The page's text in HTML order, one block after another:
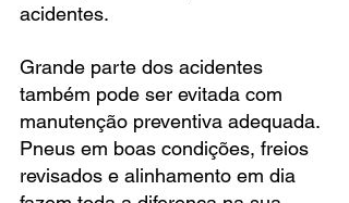
acidentes.
Grande parte dos acidentes
também pode ser evitada com
manutenção preventiva adequada.
Pneus em boas condições, freios
revisados e alinhamento em dia